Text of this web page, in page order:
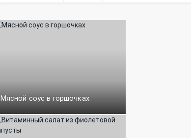
Мясной соус в горшочках